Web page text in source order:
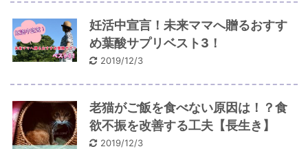
妊活中宣言！未来ママへ贈るおすす
め葉酸サプリベスト3！
2019/12/3
老猫がご飯を食べない原因は！？食
欲不振を改善する工夫【長生き】
2019/12/3